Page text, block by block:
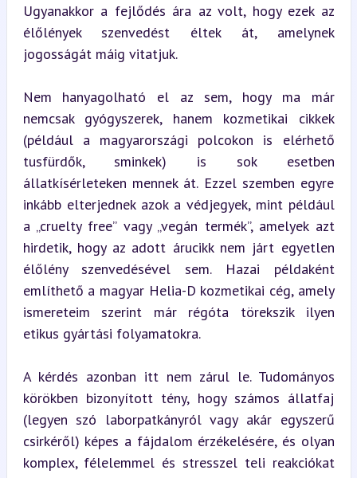
Ugyanakkor a fejlődés ára az volt, hogy ezek az
élőlények szenvedést éltek át, amelynek
jogosságát máig vitatjuk.
Nem hanyagolható el az sem, hogy ma már
nemcsak gyógyszerek, hanem kozmetikai cikkek
(például a magyarországi polcokon is elérhető
tusfürdők, sminkek) is sok esetben
állatkísérleteken mennek át. Ezzel szemben egyre
inkább elterjednek azok a védjegyek, mint például
a „cruelty free” vagy „vegán termék”, amelyek azt
hirdetik, hogy az adott árucikk nem járt egyetlen
élőlény szenvedésével sem. Hazai példaként
említhető a magyar Helia-D kozmetikai cég, amely
ismereteim szerint már régóta törekszik ilyen
etikus gyártási folyamatokra.
A kérdés azonban itt nem zárul le. Tudományos
körökben bizonyított tény, hogy számos állatfaj
(legyen szó laborpatkányról vagy akár egyszerű
csirkéről) képes a fájdalom érzékelésére, és olyan
komplex, félelemmel és stresszel teli reakciókat